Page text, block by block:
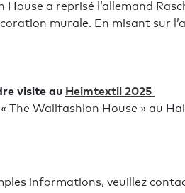
House a reprisé l’allemand
murale. En misant sur
visite au Heimtextil 2025
The Wallfashion House » au
informations, veuillez